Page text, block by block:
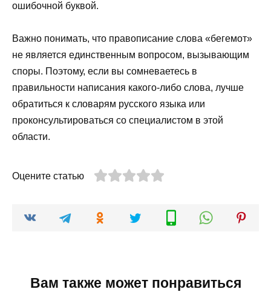
ошибочной буквой.
Важно понимать, что правописание слова «бегемот»
не является единственным вопросом, вызывающим
споры. Поэтому, если вы сомневаетесь в
правильности написания какого-либо слова, лучше
обратиться к словарям русского языка или
проконсультироваться со специалистом в этой
области.
Оцените статью
Вам также может понравиться